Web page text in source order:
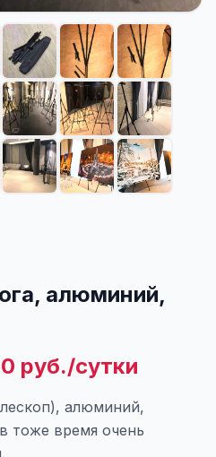
алюминий,
руб./сутки
алюминий,
тоже время очень